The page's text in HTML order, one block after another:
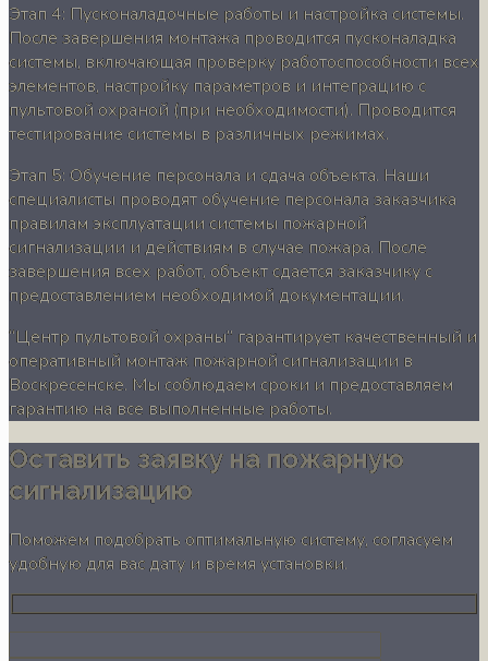
Этап 4: Пусконаладочные работы и настройка системы.
После завершения монтажа проводится пусконаладка
системы, включающая проверку работоспособности всех
элементов, настройку параметров и интеграцию с
пультовой охраной (при необходимости). Проводится
тестирование системы в различных режимах.
Этап 5: Обучение персонала и сдача объекта. Наши
специалисты проводят обучение персонала заказчика
правилам эксплуатации системы пожарной
сигнализации и действиям в случае пожара. После
завершения всех работ, объект сдается заказчику с
предоставлением необходимой документации.
“Центр пультовой охраны” гарантирует качественный и
оперативный монтаж пожарной сигнализации в
Воскресенске. Мы соблюдаем сроки и предоставляем
гарантию на все выполненные работы.
Оставить заявку на пожарную
сигнализацию
Поможем подобрать оптимальную систему, согласуем
удобную для вас дату и время установки.